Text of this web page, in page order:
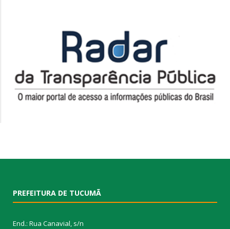
PREFEITURA DE TUCUMÃ
End.: Rua Canavial, s/n